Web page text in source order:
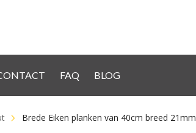
FAQ BLOG
Brede Eiken planken van 40cm breed